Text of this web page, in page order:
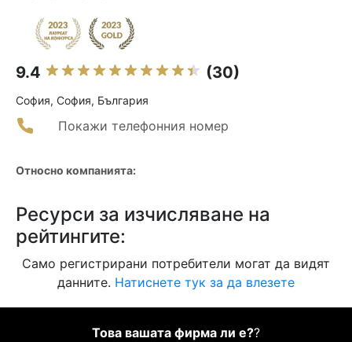
9.4 (30)
София, София, България
Покажи телефонния номер
Относно компанията:
Ресурси за изчисляване на
рейтингите:
Само регистрирани потребители могат да видят
данните. Натиснете тук за да влезете
Това вашата фирма ли е??